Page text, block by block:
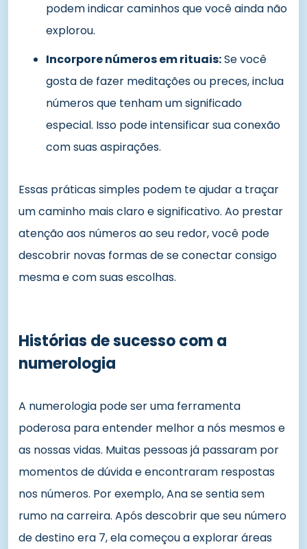
podem indicar caminhos que você ainda não
explorou.
Incorpore números em rituais:Se você
gosta de fazer meditações ou preces, inclua
números que tenham um significado
especial. Isso pode intensificar sua conexão
com suas aspirações.
Essas práticas simples podem te ajudar a traçar
um caminho mais claro e significativo. Ao prestar
atenção aos números ao seu redor, você pode
descobrir novas formas de se conectar consigo
mesma e com suas escolhas.
Histórias de sucesso com a
numerologia
A numerologia pode ser uma ferramenta
poderosa para entender melhor a nós mesmos e
as nossas vidas. Muitas pessoas já passaram por
momentos de dúvida e encontraram respostas
nos números. Por exemplo, Ana se sentia sem
rumo na carreira. Após descobrir que seu número
de destino era 7, ela começou a explorar áreas